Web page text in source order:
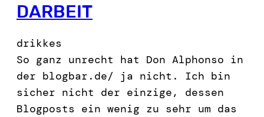
DARBEIT
drikkes
So ganz unrecht hat Don Alphonso in
der blogbar.de/ ja nicht. Ich bin
sicher nicht der einzige, dessen
Blogposts ein wenig zu sehr um das